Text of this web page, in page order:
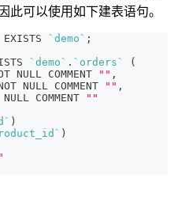
此可以使用如下建表语句。
EXISTS ` demo ` ;
` demo ` . ` orders `
(
NULL COMMENT "" ,
NULL COMMENT "" ,
COMMENT
""
` )
` )